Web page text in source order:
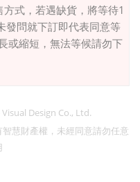
方式，若遇缺貨，將等待1
發問就下訂即代表同意等
或縮短，無法等候請勿下
Design Co., Ltd.
慧財產權，未經同意請勿任意